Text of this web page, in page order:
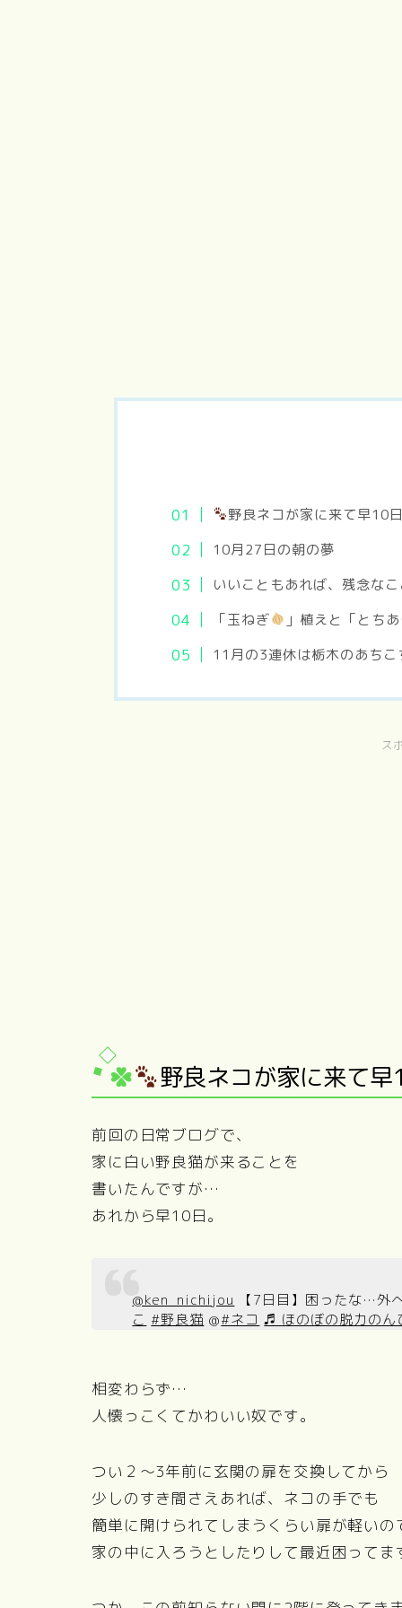
野良ネコが家に来て早10
10月27日の朝の夢
いいこともあれば、残念な
「玉ねぎ
」植えと「とち
11月の3連休は栃木のあちこ
ス
野良ネコが家に来て
前回の日常ブログで、
家に白い野良猫が来ることを
書いたんですが…
あれから早10日。
@ken_nichijou
【7日目】困ったな…外
こ #野良猫 @#ネコ ♬ ほのぼの脱力の
相変わらず…
人懐っこくてかわいい奴です。
つい２～3年前に玄関の扉を交換してから
少しのすき間さえあれば、ネコの手でも
簡単に開けられてしまうくらい扉が軽い
家の中に入ろうとしたりして最近困ってま